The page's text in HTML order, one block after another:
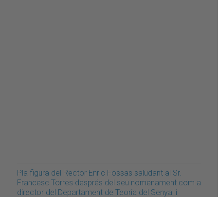
Pla figura del Rector Enric Fossas saludant al Sr.
Francesc Torres després del seu nomenament com a
director del Departament de Teoria del Senyal i